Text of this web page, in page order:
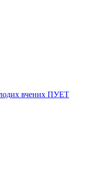
вчених ПУЕТ